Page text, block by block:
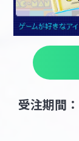
受注期間：